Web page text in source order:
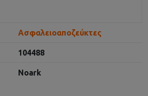
Ασφαλειοαποζεύκτες
104488
Noark